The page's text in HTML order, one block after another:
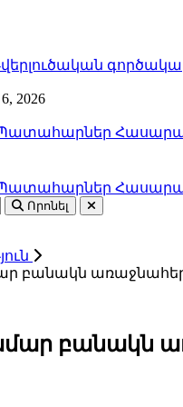
2026
Որոնել
բանակն
բանակն